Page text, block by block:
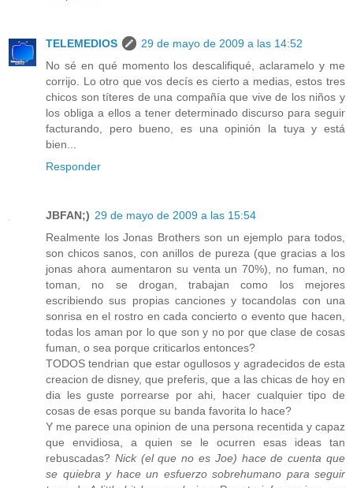
TELEMEDIOS
29 de mayo de 2009 a las 14:52
No sé en qué momento los descalifiqué, aclaramelo y me
corrijo. Lo otro que vos decís es cierto a medias, estos tres
chicos son títeres de una compañía que vive de los niños y
los obliga a ellos a tener determinado discurso para seguir
facturando, pero bueno, es una opinión la tuya y está
bien...
Responder
JBFAN;) 29 de mayo de 2009 a las 15:54
Realmente los Jonas Brothers son un ejemplo para todos,
son chicos sanos, con anillos de pureza (que gracias a los
jonas ahora aumentaron su venta un 70%), no fuman, no
toman, no se drogan, trabajan como los mejores
escribiendo sus propias canciones y tocandolas con una
sonrisa en el rostro en cada concierto o evento que hacen,
todas los aman por lo que son y no por que clase de cosas
fuman, o sea porque criticarlos entonces?
TODOS tendrian que estar ogullosos y agradecidos de esta
creacion de disney, que preferis, que a las chicas de hoy en
dia les guste porrearse por ahi, hacer cualquier tipo de
cosas de esas porque su banda favorita lo hace?
Y me parece una opinion de una persona recentida y capaz
que envidiosa, a quien se le ocurren esas ideas tan
rebuscadas? Nick (el que no es Joe) hace de cuenta que
se quiebra y hace un esfuerzo sobrehumano para seguir